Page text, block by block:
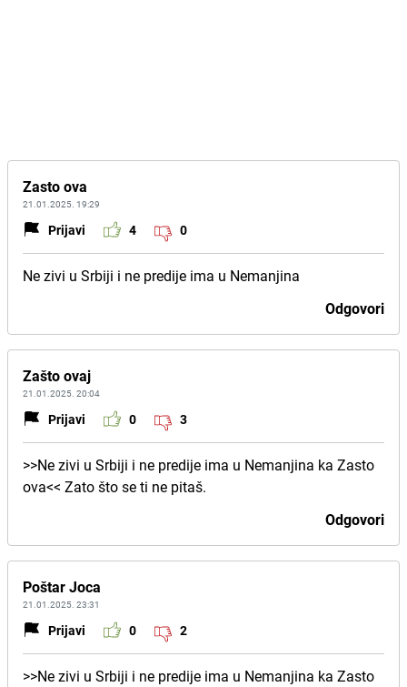
Zasto ova
21.01.2025. 19:29
Prijavi 4 0
Ne zivi u Srbiji i ne predije ima u Nemanjina
Odgovori
Zašto ovaj
21.01.2025. 20:04
Prijavi 0 3
>>Ne zivi u Srbiji i ne predije ima u Nemanjina ka Zasto
ova<< Zato što se ti ne pitaš.
Odgovori
Poštar Joca
21.01.2025. 23:31
Prijavi 0 2
>>Ne zivi u Srbiji i ne predije ima u Nemanjina ka Zasto